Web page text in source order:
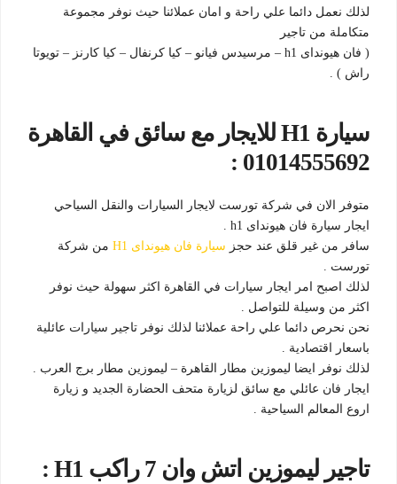
لذلك نعمل دائما علي راحة و امان عملائنا حيث نوفر مجموعة
متكاملة من تاجير
( فان هيونداى h1 – مرسيدس فيانو – كيا كرنفال – كيا كارنز – تويوتا
راش ) .
سيارة H1 للايجار مع سائق في القاهرة
01014555692 :
متوفر الان في شركة تورست لايجار السيارات والنقل السياحي
ايجار سيارة فان هيونداى h1 .
سافر من غير قلق عند حجز سيارة فان هيونداى H1
من شركة
تورست .
لذلك اصبح امر ايجار سيارات في القاهرة اكثر سهولة حيث نوفر
اكثر من وسيلة للتواصل .
نحن نحرص دائما علي راحة عملائنا لذلك نوفر تاجير سيارات عائلية
باسعار اقتصادية .
لذلك نوفر ايضا ليموزين مطار القاهرة – ليموزين مطار برج العرب .
ايجار فان عائلي مع سائق لزيارة متحف الحضارة الجديد و زيارة
اروع المعالم السياحية .
تاجير ليموزين اتش وان 7 راكب H1 :